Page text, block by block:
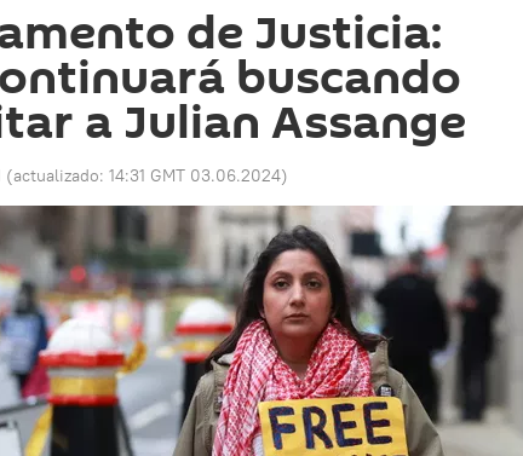
de Justicia:
buscando
a Julian Assange
(actualizado: 14:31 GMT 03.06.2024)